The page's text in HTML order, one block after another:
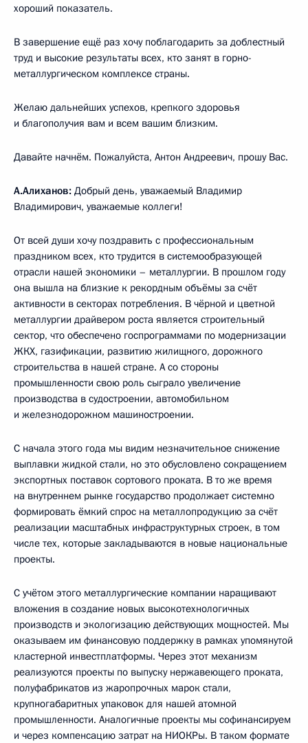
хороший показатель.
В завершение ещё раз хочу поблагодарить за доблестный
труд и высокие результаты всех, кто занят в горно-
металлургическом комплексе страны.
Желаю дальнейших успехов, крепкого здоровья
и благополучия вам и всем вашим близким.
Давайте начнём. Пожалуйста, Антон Андреевич, прошу Вас.
А.Алиханов: Добрый день, уважаемый Владимир
Владимирович, уважаемые коллеги!
От всей души хочу поздравить с профессиональным
праздником всех, кто трудится в системообразующей
отрасли нашей экономики – металлургии. В прошлом году
она вышла на близкие к рекордным объёмы за счёт
активности в секторах потребления. В чёрной и цветной
металлургии драйвером роста является строительный
сектор, что обеспечено госпрограммами по модернизации
ЖКХ, газификации, развитию жилищного, дорожного
строительства в нашей стране. А со стороны
промышленности свою роль сыграло увеличение
производства в судостроении, автомобильном
и железнодорожном машиностроении.
С начала этого года мы видим незначительное снижение
выплавки жидкой стали, но это обусловлено сокращением
экспортных поставок сортового проката. В то же время
на внутреннем рынке государство продолжает системно
формировать ёмкий спрос на металлопродукцию за счёт
реализации масштабных инфраструктурных строек, в том
числе тех, которые закладываются в новые национальные
проекты.
С учётом этого металлургические компании наращивают
вложения в создание новых высокотехнологичных
производств и экологизацию действующих мощностей. Мы
оказываем им финансовую поддержку в рамках упомянутой
кластерной инвестплатформы. Через этот механизм
реализуются проекты по выпуску нержавеющего проката,
полуфабрикатов из жаропрочных марок стали,
крупногабаритных упаковок для нашей атомной
промышленности. Аналогичные проекты мы софинансируем
и через компенсацию затрат на НИОКРы. В таком формате